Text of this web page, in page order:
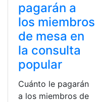
pagarán a
los miembros
de mesa en
la consulta
popular
Cuánto le pagarán
a los miembros de